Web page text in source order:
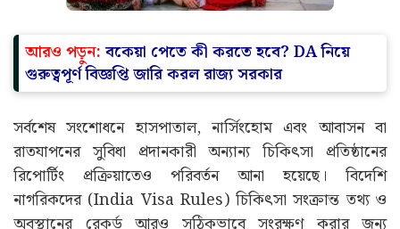
আরও পড়ুন:বকেয়া পেতে কী করতে হবে? DA নিয়ে
গুরুত্বপূর্ণ বিজ্ঞপ্তি জারি করল রাজ্য সরকার
সর্বশেষ সংশোধনে হাসপাতাল, নার্সিংহোম এবং আবাসন বা
রাতযাপনের সুবিধা প্রদানকারী অন্যান্য চিকিৎসা প্রতিষ্ঠানের
রিপোর্টিং প্রক্রিয়াতেও পরিবর্তন আনা হয়েছে। বিদেশি
নাগরিকদের (India Visa Rules) চিকিৎসা সংক্রান্ত তথ্য ও